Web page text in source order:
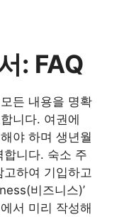
: FAQ
든 내용을 명확
니다. 여권에
야 하며 생년월
니다. 숙소 주
하여 기입하고
비즈니스)’
서 미리 작성해